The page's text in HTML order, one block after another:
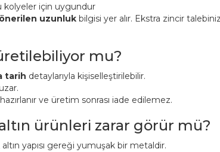
kolyeler için uygundur
önerilen uzunluk bilgisi yer alır. Ekstra zincir
mu?
tarih detaylarıyla kişiselleştirilebilir.
uzar.
ve üretim sonrası iade edilemez.
ürünleri zarar görür mü?
altın yapısı gereği yumuşak bir metaldir.